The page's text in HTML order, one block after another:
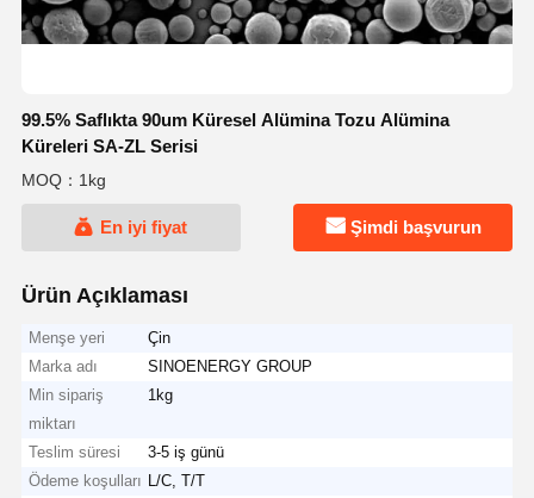
99.5% Saflıkta 90um Küresel Alümina Tozu Alümina
Küreleri SA-ZL Serisi
MOQ：1kg
En iyi fiyat Şimdi başvurun
Ürün Açıklaması
Menşe yeri
Çin
Marka adı
SINOENERGY GROUP
Min sipariş
miktarı
1kg
Teslim süresi
3-5 iş günü
Ödeme koşulları
L/C, T/T